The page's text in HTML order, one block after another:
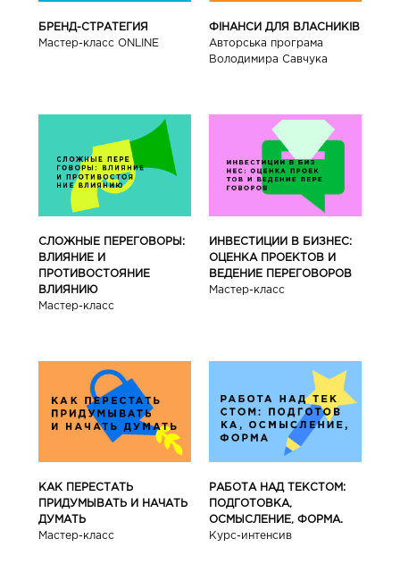
БРЕНД-СТРАТЕГИЯ
Мастер-класс ONLINE
ФІНАНСИ ДЛЯ ВЛАСНИКІВ
Авторська програма
Володимира Савчука
СЛОЖНЫЕ ПЕРЕГОВОРЫ:
ВЛИЯНИЕ И
ПРОТИВОСТОЯНИЕ
ВЛИЯНИЮ
Мастер-класс
ИНВЕСТИЦИИ В БИЗНЕС:
ОЦЕНКА ПРОЕКТОВ И
ВЕДЕНИЕ ПЕРЕГОВОРОВ
Мастер-класс
КАК ПЕРЕСТАТЬ
ПРИДУМЫВАТЬ И НАЧАТЬ
ДУМАТЬ
Мастер-класс
РАБОТА НАД ТЕКСТОМ:
ПОДГОТОВКА,
ОСМЫСЛЕНИЕ, ФОРМА.
Курс-интенсив